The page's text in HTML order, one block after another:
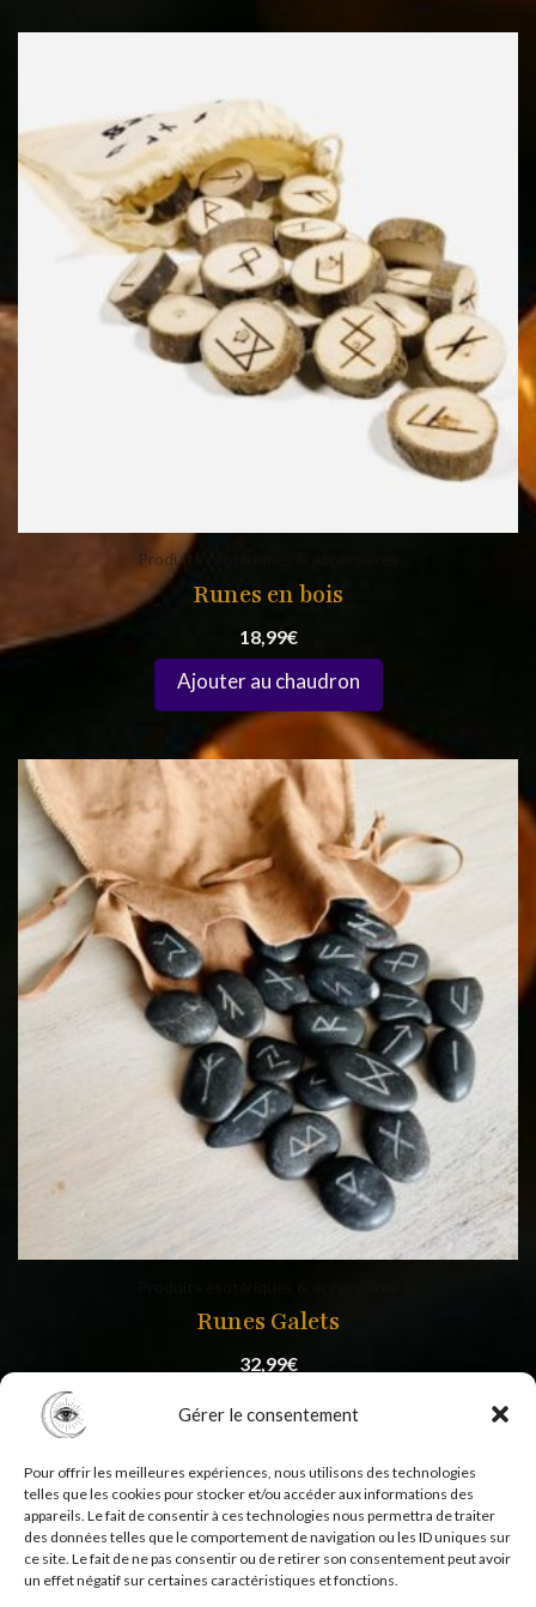
Gérer le consentement
Pour offrir les meilleures expériences, nous utilisons des technologies
telles que les cookies pour stocker et/ou accéder aux informations des
appareils. Le fait de consentir à ces technologies nous permettra de traiter
des données telles que le comportement de navigation ou les ID uniques sur
ce site. Le fait de ne pas consentir ou de retirer son consentement peut avoir
un effet négatif sur certaines caractéristiques et fonctions.
Produits ésotériques & accessoires
Runes en bois
18,99€
Runes Galets
32,99€